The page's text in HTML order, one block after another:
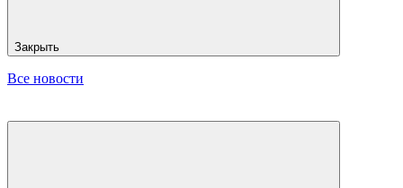
Закрыть
Все новости